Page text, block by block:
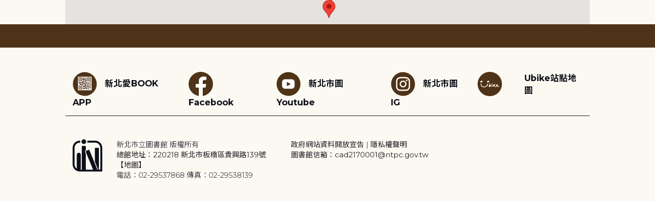
新北愛BOOK
APP
Facebook
新北市圖
Youtube
新北市圖
IG
Ubike站點地
圖
新北市立圖書館 版權所有
總館地址：220218 新北市板橋區貴興路139號
【地圖】
電話：02-29537868 傳真：02-29538139
政府網站資料開放宣告 | 隱私權聲明
圖書館信箱：cad2170001@ntpc.gov.tw